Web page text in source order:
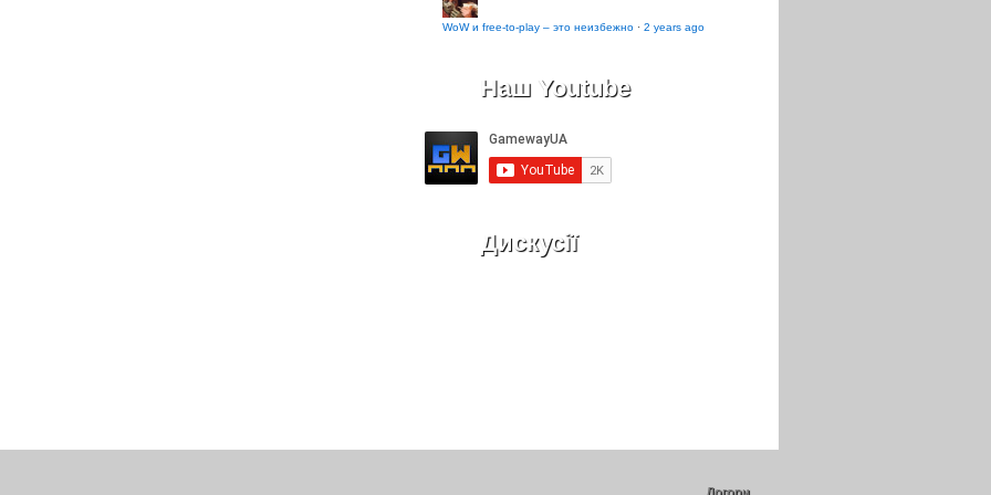
WoW и free-to-play – это неизбежно · 2 years ago
Наш Youtube
Дискусії